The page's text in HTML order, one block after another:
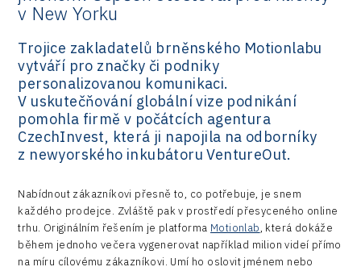
v New Yorku
Trojice zakladatelů brněnského Motionlabu
vytváří pro značky či podniky
personalizovanou komunikaci.
V uskutečňování globální vize podnikání
pomohla firmě v počátcích agentura
CzechInvest, která ji napojila na odborníky
z newyorského inkubátoru VentureOut.
Nabídnout zákazníkovi přesně to, co potřebuje, je snem
každého prodejce. Zvláště pak v prostředí přesyceného online
trhu. Originálním řešením je platforma Motionlab, která dokáže
během jednoho večera vygenerovat například milion videí přímo
na míru cílovému zákazníkovi. Umí ho oslovit jménem nebo